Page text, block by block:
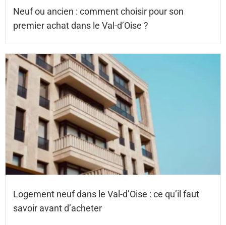
Neuf ou ancien : comment choisir pour son
premier achat dans le Val-d’Oise ?
Logement neuf dans le Val-d’Oise : ce qu’il faut
savoir avant d’acheter